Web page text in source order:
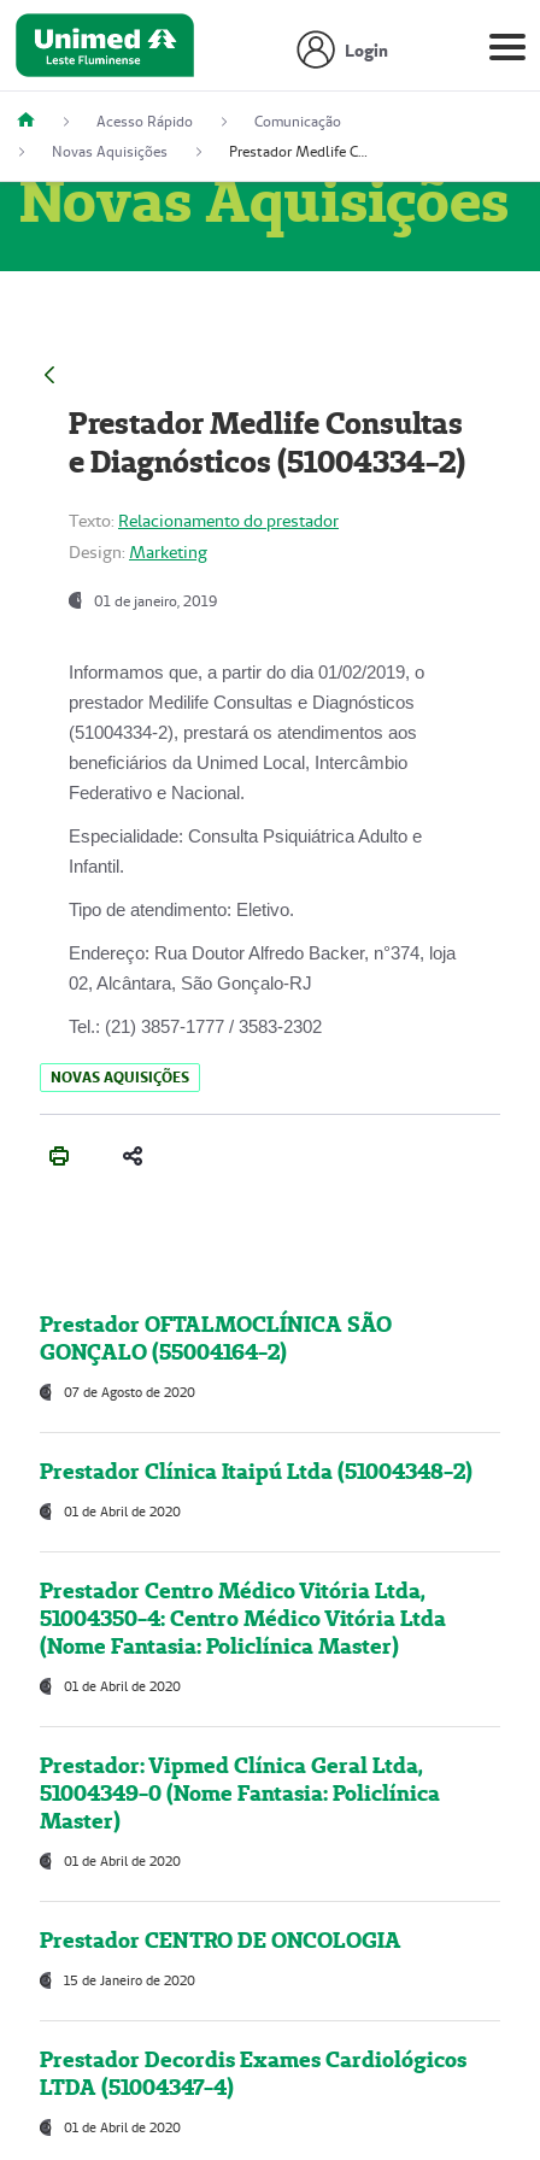
Login
Acesso Rápido
Comunicação
Novas Aquisições
Prestador Medlife Consultas e Diagnósticos (51004334-2)
Novas Aquisições
Prestador Medlife Consultas
e Diagnósticos (51004334-2)
Texto: Relacionamento do prestador
Design: Marketing
01 de janeiro, 2019
Informamos que, a partir do dia 01/02/2019, o
prestador Medilife Consultas e Diagnósticos
(51004334-2), prestará os atendimentos aos
beneficiários da Unimed Local, Intercâmbio
Federativo e Nacional.
Especialidade: Consulta Psiquiátrica Adulto e
Infantil.
Tipo de atendimento: Eletivo.
Endereço: Rua Doutor Alfredo Backer, n°374, loja
02, Alcântara, São Gonçalo-RJ
Tel.: (21) 3857-1777 / 3583-2302
NOVAS AQUISIÇÕES
Prestador OFTALMOCLÍNICA SÃO
GONÇALO (55004164-2)
07 de Agosto de 2020
Prestador Clínica Itaipú Ltda (51004348-2)
01 de Abril de 2020
Prestador Centro Médico Vitória Ltda,
51004350-4: Centro Médico Vitória Ltda
(Nome Fantasia: Policlínica Master)
01 de Abril de 2020
Prestador: Vipmed Clínica Geral Ltda,
51004349-0 (Nome Fantasia: Policlínica
Master)
01 de Abril de 2020
Prestador CENTRO DE ONCOLOGIA
15 de Janeiro de 2020
Prestador Decordis Exames Cardiológicos
LTDA (51004347-4)
01 de Abril de 2020